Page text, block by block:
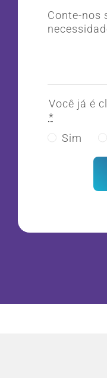
Conte-nos
Você já é
*
Sim